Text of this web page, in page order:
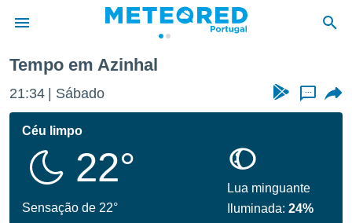
da
foi
fornecidas
a este
Tempo em Azinhal
21:34 Sábado ...
Céu limpo
22°
Sensação de 22°
Lua minguante
Iluminada:24%